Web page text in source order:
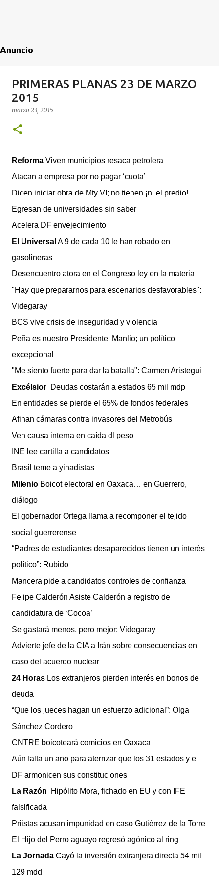
Anuncio
PRIMERAS PLANAS 23 DE MARZO
2015
marzo 23, 2015
Reforma Viven municipios resaca petrolera
Atacan a empresa por no pagar ‘cuota’
Dicen iniciar obra de Mty VI; no tienen ¡ni el predio!
Egresan de universidades sin saber
Acelera DF envejecimiento
El Universal A 9 de cada 10 le han robado en
gasolineras
Desencuentro atora en el Congreso ley en la materia
"Hay que prepararnos para escenarios desfavorables":
Videgaray
BCS vive crisis de inseguridad y violencia
Peña es nuestro Presidente; Manlio; un político
excepcional
"Me siento fuerte para dar la batalla": Carmen Aristegui
Excélsior Deudas costarán a estados 65 mil mdp
En entidades se pierde el 65% de fondos federales
Afinan cámaras contra invasores del Metrobús
Ven causa interna en caída dl peso
INE lee cartilla a candidatos
Brasil teme a yihadistas
Milenio Boicot electoral en Oaxaca… en Guerrero,
diálogo
El gobernador Ortega llama a recomponer el tejido
social guerrerense
“Padres de estudiantes desaparecidos tienen un interés
político”: Rubido
Mancera pide a candidatos controles de confianza
Felipe Calderón Asiste Calderón a registro de
candidatura de ‘Cocoa’
Se gastará menos, pero mejor: Videgaray
Advierte jefe de la CIA a Irán sobre consecuencias en
caso del acuerdo nuclear
24 Horas Los extranjeros pierden interés en bonos de
deuda
“Que los jueces hagan un esfuerzo adicional”: Olga
Sánchez Cordero
CNTRE boicoteará comicios en Oaxaca
Aún falta un año para aterrizar que los 31 estados y el
DF armonicen sus constituciones
La Razón Hipólito Mora, fichado en EU y con IFE
falsificada
Priistas acusan impunidad en caso Gutiérrez de la Torre
El Hijo del Perro aguayo regresó agónico al ring
La Jornada Cayó la inversión extranjera directa 54 mil
129 mdd